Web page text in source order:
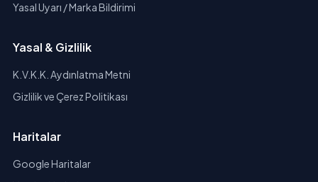
Yasal Uyarı / Marka Bildirimi
Yasal & Gizlilik
K.V.K.K. Aydınlatma Metni
Gizlilik ve Çerez Politikası
Haritalar
Google Haritalar